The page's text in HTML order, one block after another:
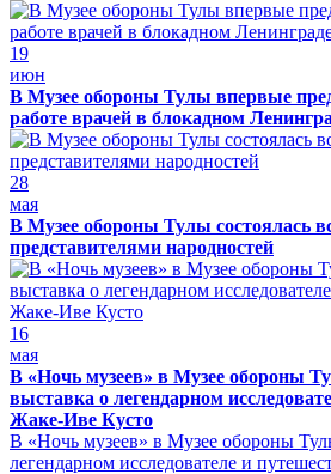
19
июн
В Музее обороны Тулы впервые
работе врачей в блокадном
28
мая
В Музее обороны Тулы состоялась
представителями народностей
16
мая
В «Ночь музеев» в Музее обороны
выставка о легендарном
Жаке-Иве Кусто
В «Ночь музеев» в Музее обороны
легендарном исследователе и